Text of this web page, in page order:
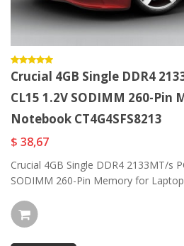
Crucial 4GB Single DDR4
CL15 1.2V SODIMM 260-Pin
Notebook CT4G4SFS8213
$ 38,67
Crucial 4GB Single DDR4 2133MT/s
SODIMM 260-Pin Memory for